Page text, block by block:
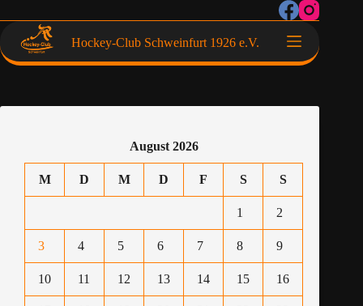
Hockey-Club Schweinfurt 1926 e.V.
August 2026
M D M D F S S
1 2
3 4 5 6 7 8 9
10 11 12 13 14 15 16